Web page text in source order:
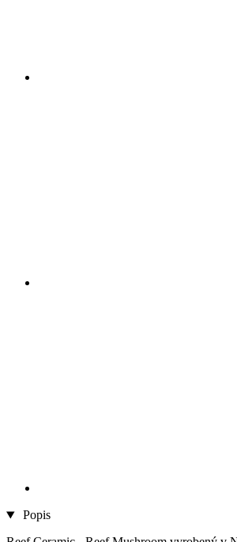
Popis